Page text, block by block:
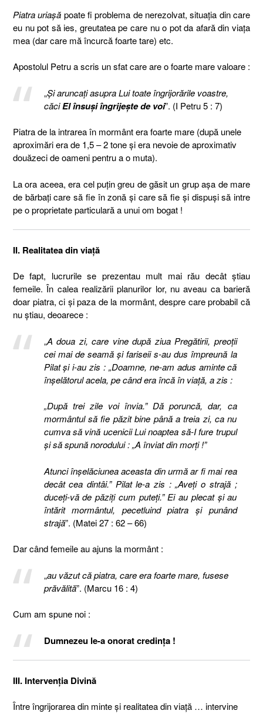
Piatra uriaşă poate fi problema de nerezolvat, situaţia din care
eu nu pot să ies, greutatea pe care nu o pot da afară din viaţa
mea (dar care mă încurcă foarte tare) etc.
Apostolul Petru a scris un sfat care are o foarte mare valoare :
„Şi aruncaţi asupra Lui toate îngrijorările voastre,
căciEl însuşi îngrijeşte de voi”. (I Petru 5 : 7)
Piatra de la intrarea în mormânt era foarte mare (după unele
aproximări era de 1,5 – 2 tone şi era nevoie de aproximativ
douăzeci de oameni pentru a o muta).
La ora aceea, era cel puţin greu de găsit un grup aşa de mare
de bărbaţi care să fie în zonă şi care să fie şi dispuşi să intre
pe o proprietate particulară a unui om bogat !
II. Realitatea din viaţă
De fapt, lucrurile se prezentau mult mai rău decât ştiau
femeile. În calea realizării planurilor lor, nu aveau ca barieră
doar piatra, ci şi paza de la mormânt, despre care probabil că
nu ştiau, deoarece :
„A doua zi, care vine după ziua Pregătirii, preoţii
cei mai de seamă şi fariseii s-au dus împreună la
Pilat şi i-au zis : „Doamne, ne-am adus aminte că
înşelătorul acela, pe când era încă în viaţă, a zis :
„După trei zile voi învia.” Dă poruncă, dar, ca
mormântul să fie păzit bine până a treia zi, ca nu
cumva să vină ucenicii Lui noaptea să-I fure trupul
şi să spună norodului : „A înviat din morţi !”
Atunci înşelăciunea aceasta din urmă ar fi mai rea
decât cea dintâi.” Pilat le-a zis : „Aveţi o strajă ;
duceţi-vă de păziţi cum puteţi.” Ei au plecat şi au
întărit mormântul, pecetluind piatra şi punând
strajă”. (Matei 27 : 62 – 66)
Dar când femeile au ajuns la mormânt :
„au văzut că piatra, care era foarte mare, fusese
prăvălită”. (Marcu 16 : 4)
Cum am spune noi :
Dumnezeu le-a onorat credinţa !
III. Intervenţia Divină
Între îngrijorarea din minte şi realitatea din viaţă … intervine